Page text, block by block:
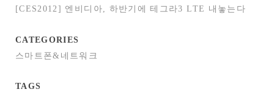
[CES2012] 엔비디아, 하반기에 테그라3 LTE 내놓는다
CATEGORIES
스마트폰&네트워크
TAGS